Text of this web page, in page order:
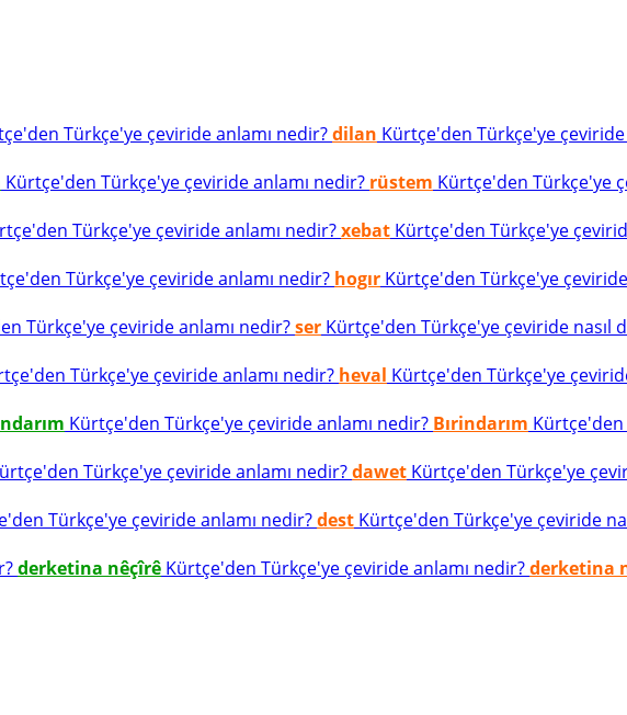
Türkçe'ye çeviride anlamı nedir?dilan Kürtçe'den Türkçe'ye çeviride
Kürtçe'den Türkçe'ye çeviride anlamı nedir? rüstem Kürtçe'den Türkçe'ye
Türkçe'ye çeviride anlamı nedir?xebat Kürtçe'den Türkçe'ye
Türkçe'ye çeviride anlamı nedir? hogır Kürtçe'den Türkçe'ye
Türkçe'ye çeviride anlamı nedir?ser Kürtçe'den Türkçe'ye çeviride nasıl
Türkçe'ye çeviride anlamı nedir? heval Kürtçe'den Türkçe'ye
Kürtçe'den Türkçe'ye çeviride anlamı nedir? Bırindarım Kürtçe'den
Türkçe'ye çeviride anlamı nedir?dawet Kürtçe'den Türkçe'ye
Türkçe'ye çeviride anlamı nedir?dest Kürtçe'den Türkçe'ye çeviride
derketina nêçîrê Kürtçe'den Türkçe'ye çeviride anlamı nedir?derketina